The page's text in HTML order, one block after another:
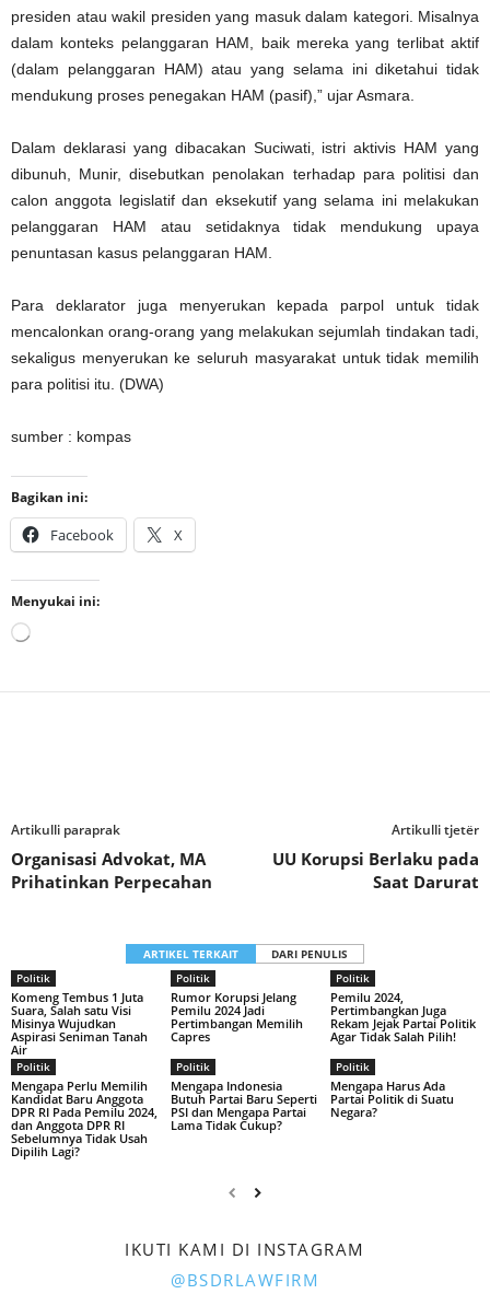
presiden atau wakil presiden yang masuk dalam kategori. Misalnya
dalam konteks pelanggaran HAM, baik mereka yang terlibat aktif
(dalam pelanggaran HAM) atau yang selama ini diketahui tidak
mendukung proses penegakan HAM (pasif),” ujar Asmara.
Dalam deklarasi yang dibacakan Suciwati, istri aktivis HAM yang
dibunuh, Munir, disebutkan penolakan terhadap para politisi dan
calon anggota legislatif dan eksekutif yang selama ini melakukan
pelanggaran HAM atau setidaknya tidak mendukung upaya
penuntasan kasus pelanggaran HAM.
Para deklarator juga menyerukan kepada parpol untuk tidak
mencalonkan orang-orang yang melakukan sejumlah tindakan tadi,
sekaligus menyerukan ke seluruh masyarakat untuk tidak memilih
para politisi itu. (DWA)
sumber : kompas
Bagikan ini:
Facebook X
Menyukai ini:
Memuat...
Artikulli paraprak
Organisasi Advokat, MA
Prihatinkan Perpecahan
Artikulli tjetër
UU Korupsi Berlaku pada
Saat Darurat
ARTIKEL TERKAIT
DARI PENULIS
Politik
Komeng Tembus 1 Juta
Suara, Salah satu Visi
Misinya Wujudkan
Aspirasi Seniman Tanah
Air
Politik
Rumor Korupsi Jelang
Pemilu 2024 Jadi
Pertimbangan Memilih
Capres
Politik
Pemilu 2024,
Pertimbangkan Juga
Rekam Jejak Partai Politik
Agar Tidak Salah Pilih!
Politik
Mengapa Perlu Memilih
Kandidat Baru Anggota
DPR RI Pada Pemilu 2024,
dan Anggota DPR RI
Sebelumnya Tidak Usah
Dipilih Lagi?
Politik
Mengapa Indonesia
Butuh Partai Baru Seperti
PSI dan Mengapa Partai
Lama Tidak Cukup?
Politik
Mengapa Harus Ada
Partai Politik di Suatu
Negara?
IKUTI KAMI DI INSTAGRAM
@BSDRLAWFIRM